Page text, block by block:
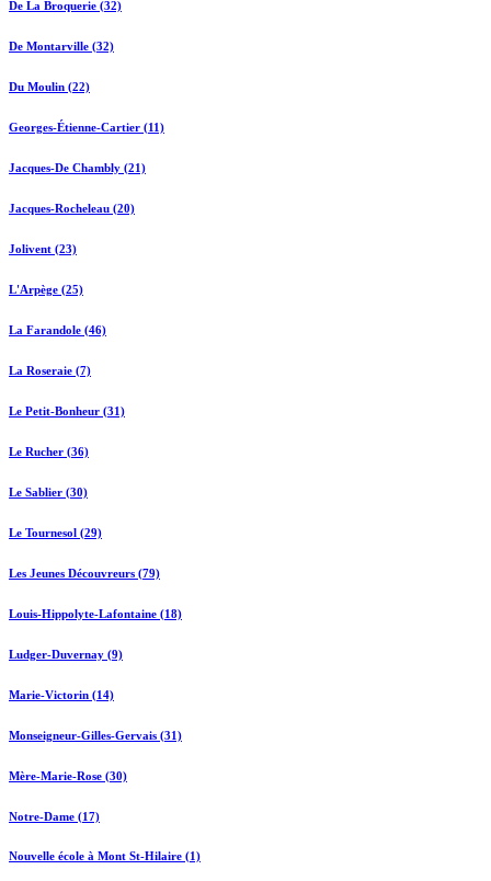
De La Broquerie (32)
De Montarville (32)
Du Moulin (22)
Georges-Étienne-Cartier (11)
Jacques-De Chambly (21)
Jacques-Rocheleau (20)
Jolivent (23)
L'Arpège (25)
La Farandole (46)
La Roseraie (7)
Le Petit-Bonheur (31)
Le Rucher (36)
Le Sablier (30)
Le Tournesol (29)
Les Jeunes Découvreurs (79)
Louis-Hippolyte-Lafontaine (18)
Ludger-Duvernay (9)
Marie-Victorin (14)
Monseigneur-Gilles-Gervais (31)
Mère-Marie-Rose (30)
Notre-Dame (17)
Nouvelle école à Mont St-Hilaire (1)